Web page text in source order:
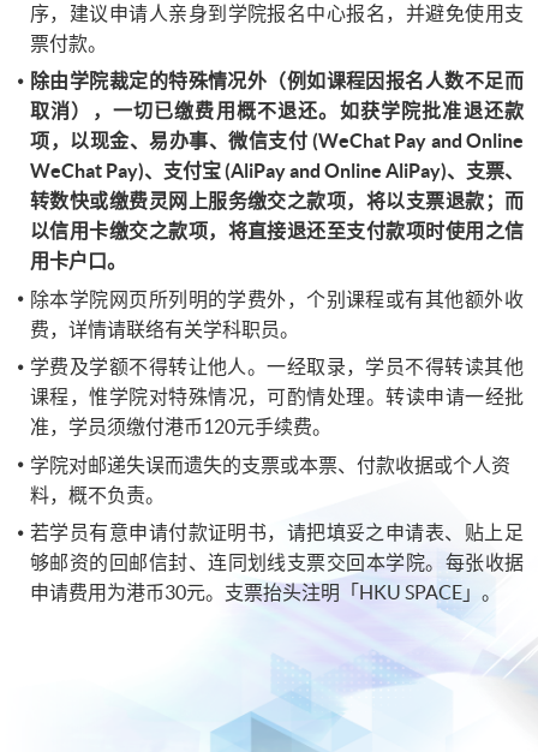
序，建议申请人亲身到学院报名中心报名，并避免使用支
票付款。
除由学院裁定的特殊情况外（例如课程因报名人数不足而
取消），一切已缴费用概不退还。如获学院批准退还款
项，以现金、易办事、微信支付 (WeChat Pay and Online
WeChat Pay)、支付宝 (AliPay and Online AliPay)、支票、
转数快或缴费灵网上服务缴交之款项，将以支票退款；而
以信用卡缴交之款项，将直接退还至支付款项时使用之信
用卡户口。
除本学院网页所列明的学费外，个别课程或有其他额外收
费，详情请联络有关学科职员。
学费及学额不得转让他人。一经取录，学员不得转读其他
课程，惟学院对特殊情况，可酌情处理。转读申请一经批
准，学员须缴付港币120元手续费。
学院对邮递失误而遗失的支票或本票、付款收据或个人资
料，概不负责。
若学员有意申请付款证明书，请把填妥之申请表、贴上足
够邮资的回邮信封、连同划线支票交回本学院。每张收据
申请费用为港币30元。支票抬头注明「 HKU SPACE 」。